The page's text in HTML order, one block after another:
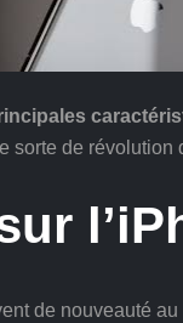
sorte de révolution
de nouveauté